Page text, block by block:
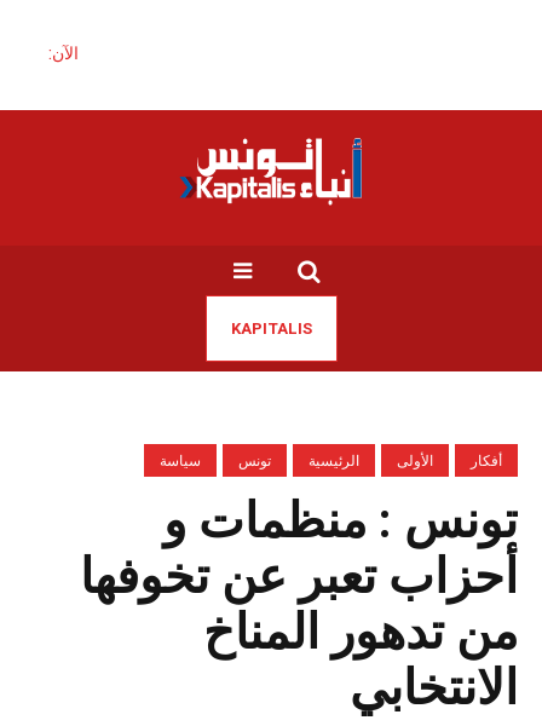
الآن:
KAPITALIS
أفكار الأولى الرئيسية تونس سياسة
تونس : منظمات و
أحزاب تعبر عن تخوفها
من تدهور المناخ
الانتخابي